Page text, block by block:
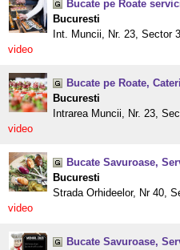
Bucate pe Roate
Bucuresti
Int. Muncii, Nr. 23, Sector
video
Bucate pe Roate,
Bucuresti
Intrarea Muncii, Nr. 23,
video
Bucate Savuroase,
Bucuresti
Strada Orhideelor, Nr 40,
video
Bucate Savuroase,